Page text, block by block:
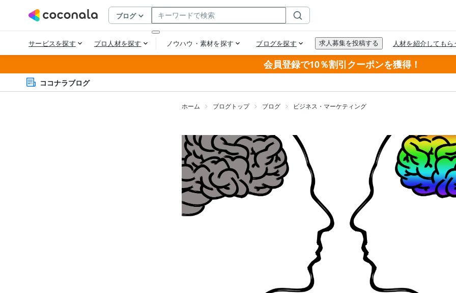
会員登録で10％割引クーポンを獲得！
ココナラブログ
ホーム ブログトップ ブログ ビジネス・マーケティング